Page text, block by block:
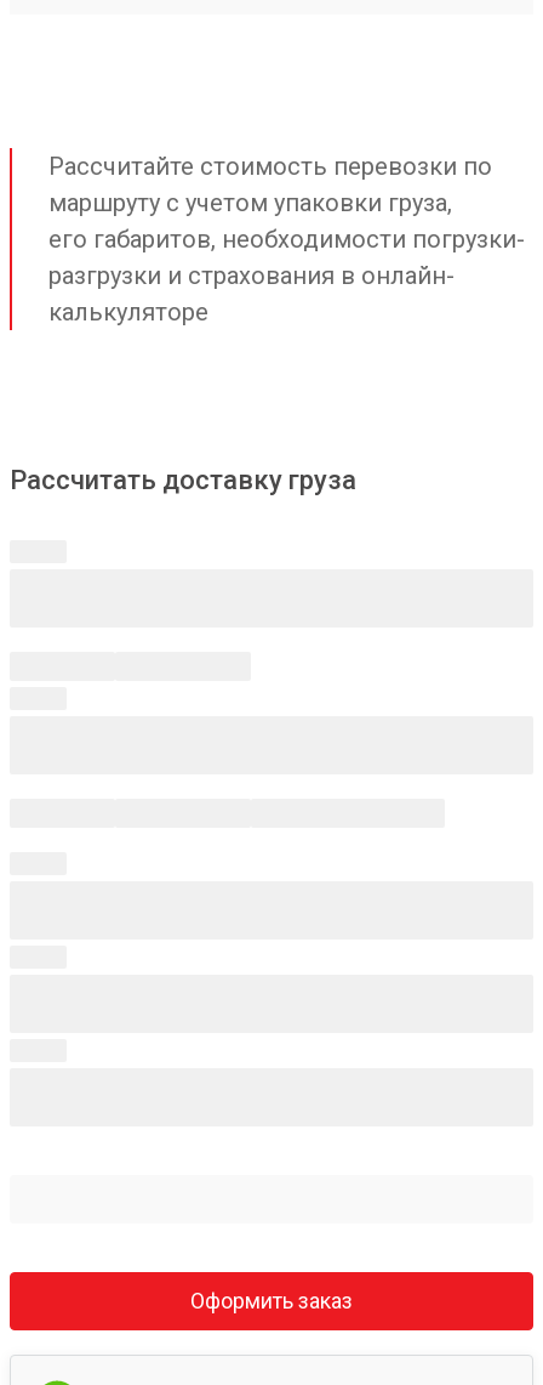
Рассчитайте стоимость перевозки по
маршруту с учетом упаковки груза,
его габаритов, необходимости погрузки-
разгрузки и страхования в онлайн-
калькуляторе
Рассчитать доставку груза
Оформить заказ